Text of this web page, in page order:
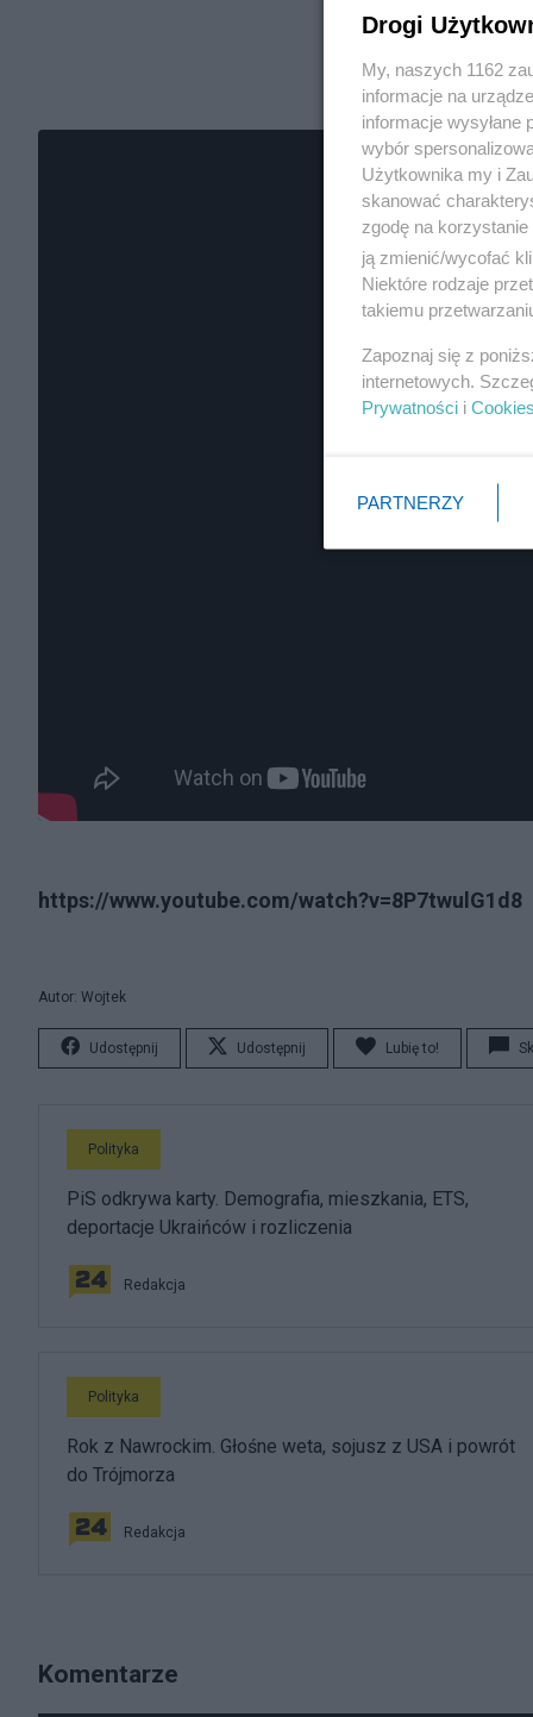
https://www.youtube.com/watch?v=8P7twulG1d8
Autor: Wojtek
Udostępnij Udostępnij Lubię to!
Polityka
PiS odkrywa karty. Demografia, mieszkania, ETS,
deportacje Ukraińców i rozliczenia
Redakcja
Polityka
Rok z Nawrockim. Głośne weta, sojusz z USA i powrót
do Trójmorza
Redakcja
Komentarze
Drogi
My, naszych 1162
informacje na
informacje wysyłane
wybór
Użytkownika my i
skanować
zgodę na
ją zmienić/wycofać
Niektóre rodzaje
takiemu
Zapoznaj się z
internetowych.
Prywatności i Cookies
PARTNERZY